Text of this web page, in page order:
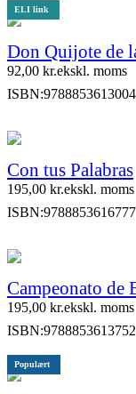
ELI link
Don Quijote de
92,00 kr.ekskl. moms
ISBN:9788853613004
Con tus Palabras
195,00 kr.ekskl. moms
ISBN:9788853616777
Campeonato de
195,00 kr.ekskl. moms
ISBN:9788853613752
Populært